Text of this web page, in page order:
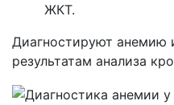
ЖКТ.
Диагностируют анемию
результатам анализа